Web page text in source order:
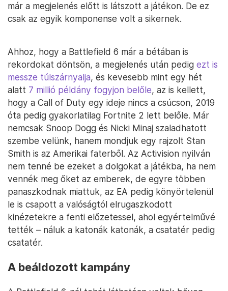
már a megjelenés előtt is látszott a játékon. De ez
csak az egyik komponense volt a sikernek.
Ahhoz, hogy a Battlefield 6 már a bétában is
rekordokat döntsön, a megjelenés után pedig ezt is
messze túlszárnyalja, és kevesebb mint egy hét
alatt 7 millió példány fogyjon belőle, az is kellett,
hogy a Call of Duty egy ideje nincs a csúcson, 2019
óta pedig gyakorlatilag Fortnite 2 lett belőle. Már
nemcsak Snoop Dogg és Nicki Minaj szaladhatott
szembe velünk, hanem mondjuk egy rajzolt Stan
Smith is az Amerikai faterből. Az Activision nyilván
nem tenné be ezeket a dolgokat a játékba, ha nem
vennék meg őket az emberek, de egyre többen
panaszkodnak miattuk, az EA pedig könyörtelenül
le is csapott a valóságtól elrugaszkodott
kinézetekre a fenti előzetessel, ahol egyértelművé
tették – náluk a katonák katonák, a csatatér pedig
csatatér.
A beáldozott kampány